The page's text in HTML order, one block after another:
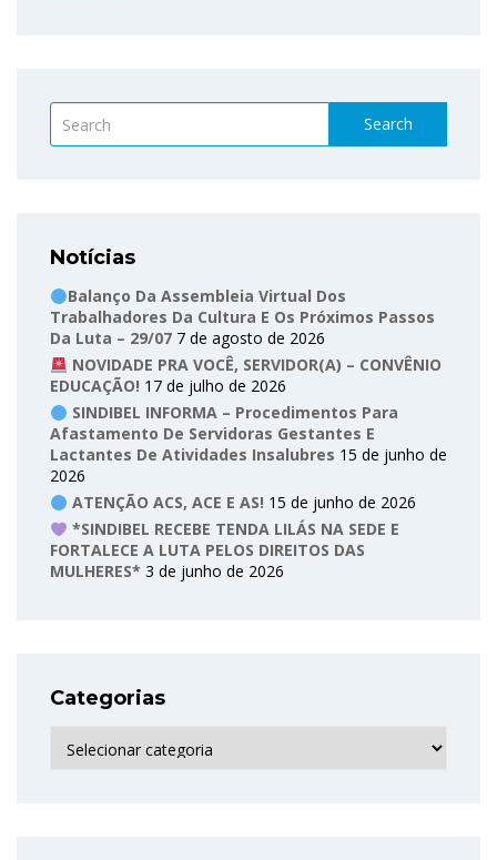
Search
Notícias
Balanço Da Assembleia Virtual Dos
Trabalhadores Da Cultura E Os Próximos Passos
Da Luta – 29/07 7 de agosto de 2026
NOVIDADE PRA VOCÊ, SERVIDOR(A) – CONVÊNIO
EDUCAÇÃO! 17 de julho de 2026
SINDIBEL INFORMA – Procedimentos Para
Afastamento De Servidoras Gestantes E
Lactantes De Atividades Insalubres 15 de junho de
2026
ATENÇÃO ACS, ACE E AS! 15 de junho de 2026
*SINDIBEL RECEBE TENDA LILÁS NA SEDE E
FORTALECE A LUTA PELOS DIREITOS DAS
MULHERES* 3 de junho de 2026
Categorias
Categorias